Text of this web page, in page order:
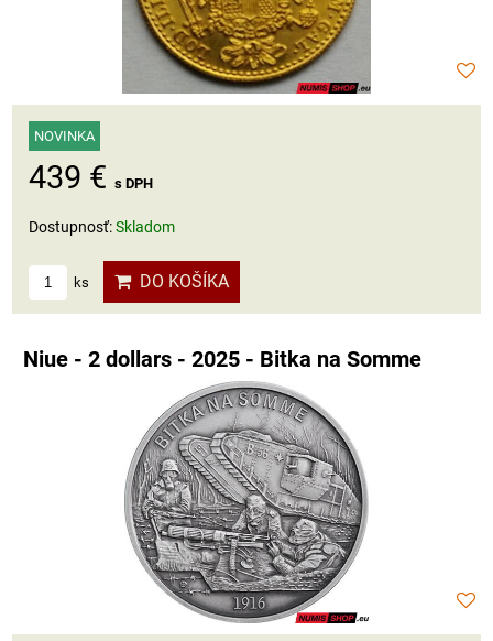
NOVINKA
439 € s DPH
Dostupnosť:Skladom
ks DO KOŠÍKA
Niue - 2 dollars - 2025 - Bitka na Somme